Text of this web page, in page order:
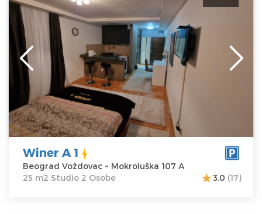
boravak do 2 osobe.
Beograd
Lokacija:
Beograd
Voždovac
Adresa:
Mokroluška 107 A
Cena32 €
Gosti: 2
Kvadratura :25
m2
Struktura :
Studio
Winer A 1
Beograd Voždovac ~ Mokroluška 107 A
25 m2 Studio 2 Osobe
3.0 (17)